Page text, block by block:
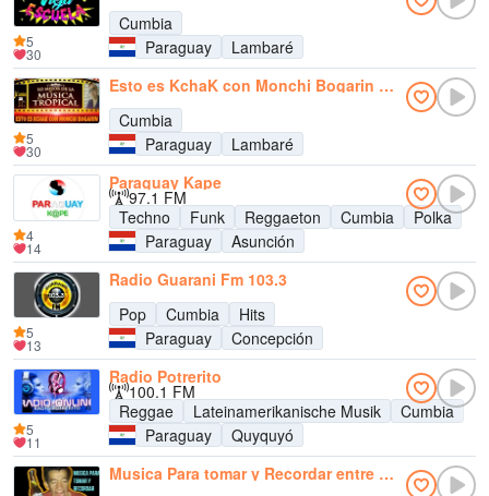
Cumbia
Paraguay
Lambaré
5
30
Esto es KchaK con Monchi Bogarin Radio
Cumbia
Paraguay
Lambaré
5
30
Paraguay Kape
97.1 FM
Techno
Funk Reggaeton Cumbia
Polka
Paraguay
Asunción
4
14
Radio Guarani Fm 103.3
Pop
Cumbia
Hits
Paraguay
Concepción
5
13
Radio Potrerito
100.1 FM
Reggae
Lateinamerikanische Musik
Cumbia
Paraguay
Quyquyó
5
11
Musica Para tomar y Recordar entre Cumbia y Vallenatos Radio